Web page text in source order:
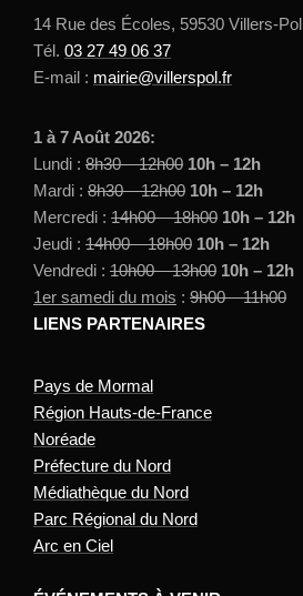
14 Rue des Écoles, 59530 Villers-Pol
Tél. 03 27 49 06 37
E-mail : mairie@villerspol.fr
1 à 7 Août 2026:
Lundi : 8h30 – 12h00 10h – 12h
Mardi : 8h30 – 12h00 10h – 12h
Mercredi : 14h00 – 18h00 10h – 12h
Jeudi : 14h00 – 18h00 10h – 12h
Vendredi : 10h00 – 13h00 10h – 12h
1er samedi du mois : 9h00 – 11h00
LIENS PARTENAIRES
Pays de Mormal
Région Hauts-de-France
Noréade
Préfecture du Nord
Médiathèque du Nord
Parc Régional du Nord
Arc en Ciel